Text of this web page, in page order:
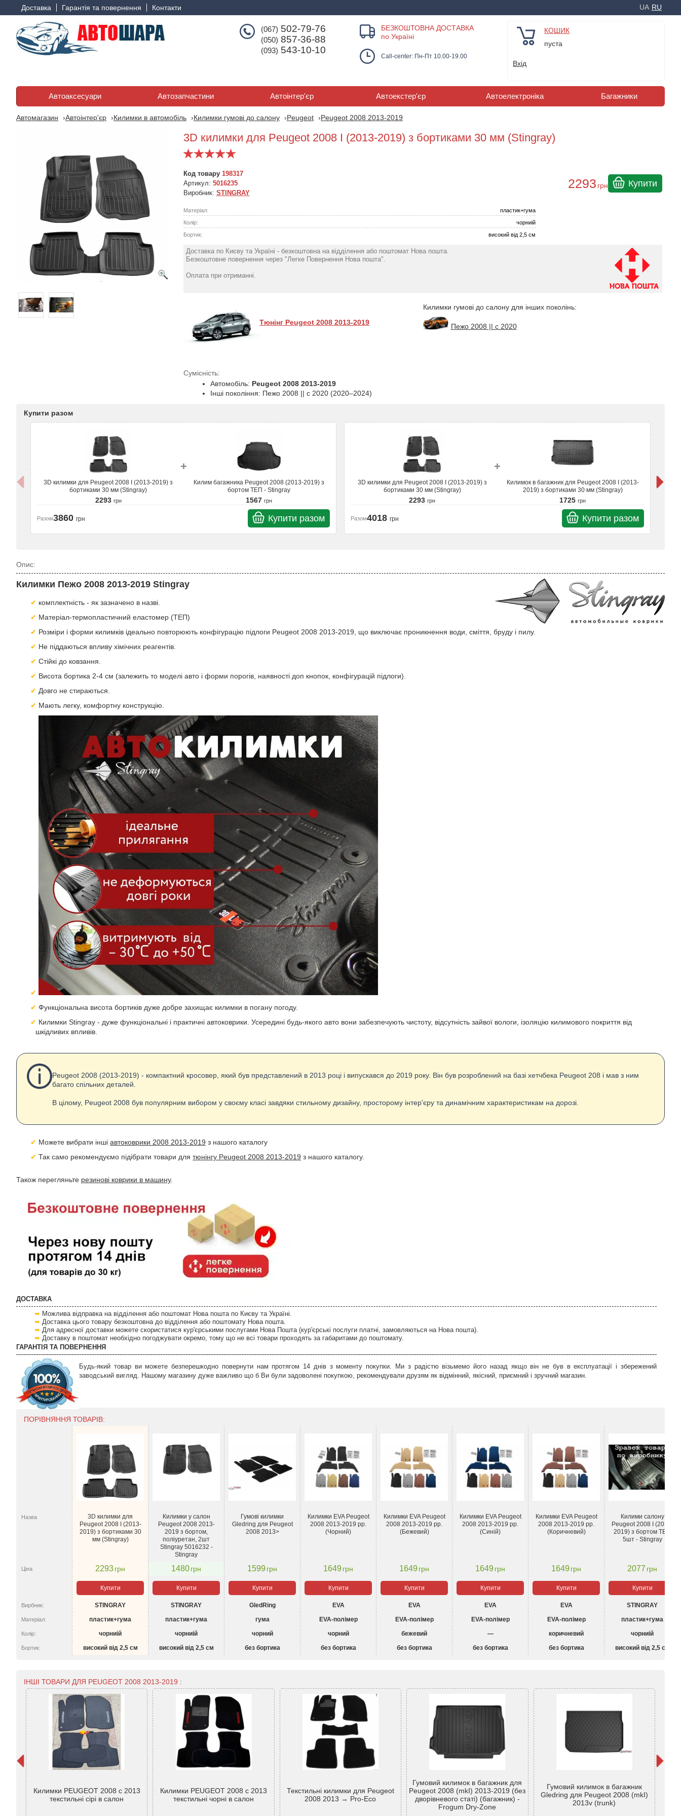
Доставка Гарантія та повернення Контакти UA RU
(067) 502-79-76
(050) 857-36-88
(093) 543-10-10
БЕЗКОШТОВНА ДОСТАВКА
по Україні
Call-center: Пн-Пт 10.00-19.00
КОШИК
пуста
Вхід
Автоаксесуари Автозапчастини Автоінтер'єр Автоекстер'єр Автоелектроніка Багажники
Автомагазин Автоінтер'єр Килимки в автомобіль Килимки гумові до салону Peugeot Peugeot 2008 2013-2019
3D килимки для Peugeot 2008 I (2013-2019) з бортиками 30 мм (Stingray)
Код товару 198317
Артикул: 5016235
Виробник: STINGRAY
Матеріал:
пластик+гума
Колір:
чорниій
Бортик:
високий від 2,5 см
2293 грн Купити
Доставка по Києву та Україні - безкоштовна на відділення або поштомат Нова пошта.
Безкоштовне повернення через "Легке Повернення Нова пошта".
Оплата при отриманні.
Тюнінг Peugeot 2008 2013-2019
Сумісність:
Автомобіль: Peugeot 2008 2013-2019
Інші покоління: Пежо 2008 || с 2020 (2020–2024)
Килимки гумові до салону для інших поколінь:
Пежо 2008 || с 2020
Купити разом
3D килимки для Peugeot 2008 I (2013-2019) з
бортиками 30 мм (Stingray)
2293 грн
+
Килим багажника Peugeot 2008 (2013-2019) з
бортом ТЕП - Stingray
1567 грн
Разом3860 грн Купити разом
3D килимки для Peugeot 2008 I (2013-2019) з
бортиками 30 мм (Stingray)
2293грн
+
Килимок в багажник для Peugeot 2008 I (2013-
2019) з бортиками 30 мм (Stingray)
1725грн
Разом4018грн Купити разом
Опис:
Килимки Пежо 2008 2013-2019 Stingray
комплектність - як зазначено в назві.
Матеріал-термопластичний еластомер (ТЕП)
Розміри і форми килимків ідеально повторюють конфігурацію підлоги Peugeot 2008 2013-2019, що виключає проникнення води, сміття, бруду і пилу.
Не піддаються впливу хімічних реагентів.
Стійкі до ковзання.
Висота бортика 2-4 см (залежить то моделі авто і форми порогів, наявності доп кнопок, конфігурацій підлоги).
Довго не стираються.
Мають легку, комфортну конструкцію.
Функціональна висота бортиків дуже добре захищає килимки в погану погоду.
Килимки Stingray - дуже функціональні і практичні автоковрики. Усередині будь-якого авто вони забезпечують чистоту, відсутність зайвої вологи, ізоляцію килимового покриття від
шкідливих впливів.
Peugeot 2008 (2013-2019) - компактний кросовер, який був представлений в 2013 році і випускався до 2019 року. Він був розроблений на базі хетчбека Peugeot 208 і мав з ним
багато спільних деталей.
В цілому, Peugeot 2008 був популярним вибором у своєму класі завдяки стильному дизайну, просторому інтер'єру та динамічним характеристикам на дорозі.
Можете вибрати іншіавтоковрики 2008 2013-2019 з нашого каталогу
Так само рекомендуємо підібрати товари длятюнінгу Peugeot 2008 2013-2019 з нашого каталогу.
Також перегляньте резинові коврики в машину.
ДОСТАВКА
Можлива відправка на відділення або поштомат Нова пошта по Києву та Україні.
Доставка цього товару безкоштовна до відділення або поштомату Нова пошта.
Для адресної доставки можете скористатися кур'єрськими послугами Нова Пошта (кур'єрські послуги платні, замовляються на Нова пошта).
Доставку в поштомат необхідно погоджувати окремо, тому що не всі товари проходять за габаритами до поштомату.
ГАРАНТІЯ ТА ПОВЕРНЕННЯ
Будь-який товар ви можете безперешкодно повернути нам протягом 14 днів з моменту покупки. Ми з радістю візьмемо його назад якщо він не був в експлуатації і збережений
заводський вигляд. Нашому магазину дуже важливо що б Ви були задоволені покупкою, рекомендували друзям як відмінний, якісний, приємний і зручний магазин.
ПОРІВНЯННЯ ТОВАРІВ:
Назва
3D килимки для
Peugeot 2008 I (2013-
2019) з бортиками 30
мм (Stingray)
Килимки у салон
Peugeot 2008 2013-
2019 з бортом,
поліуретан, 2шт
Stingray 5016232 -
Stingray
Гумові килимки
Gledring для Peugeot
2008 2013>
Килимки EVA Peugeot
2008 2013-2019 рр.
(Чорний)
Килимки EVA Peugeot
2008 2013-2019 рр.
(Бежевий)
Килимки EVA Peugeot
2008 2013-2019 рр.
(Синій)
Килимки EVA Peugeot
2008 2013-2019 рр.
(Коричневий)
Килими салону
Peugeot 2008 І (2013-
2019) з бортом ТЕП
5шт - Stingray
Ціна 2293грн 1480грн 1599грн 1649грн 1649грн 1649грн 1649грн 2077 грн
Купити Купити Купити Купити Купити Купити Купити Купити
Вирбник: STINGRAY STINGRAY GledRing EVA EVA EVA EVA STINGRAY
Матеріал: пластик+гума пластик+гума гума EVA-полімер EVA-полімер EVA-полімер EVA-полімер пластик+гума
Колір: чорниій чорниій чорний чорний бежевий — коричневий чорниій
Бортик: високий від 2,5 см високий від 2,5 см без бортика без бортика без бортика без бортика без бортика високий від 2,5 см
ІНШІ ТОВАРИ ДЛЯ PEUGEOT 2008 2013-2019 :
Килимки PEUGEOT 2008 c 2013
текстильні сірі в салон
Килимки PEUGEOT 2008 c 2013
текстильні чорні в салон
Текстильні килимки для Peugeot
2008 2013 → Pro-Eco
Гумовий килимок в багажник для
Peugeot 2008 (mkI) 2013-2019 (без
дворівневого статі) (багажник) -
Frogum Dry-Zone
Гумовий килимок в багажник
Gledring для Peugeot 2008 (mkI)
2013v (trunk)